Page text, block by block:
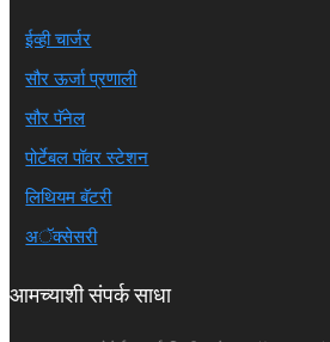
ईव्ही चार्जर
सौर ऊर्जा प्रणाली
सौर पॅनेल
पोर्टेबल पॉवर स्टेशन
लिथियम बॅटरी
अॅक्सेसरी
आमच्याशी संपर्क साधा